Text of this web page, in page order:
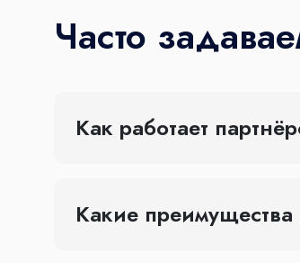
Часто
Как работает
Какие преимущества